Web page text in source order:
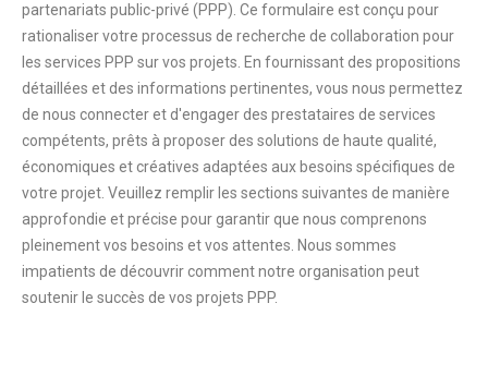
partenariats public-privé (PPP). Ce formulaire est conçu pour
rationaliser votre processus de recherche de collaboration pour
les services PPP sur vos projets. En fournissant des propositions
détaillées et des informations pertinentes, vous nous permettez
de nous connecter et d'engager des prestataires de services
compétents, prêts à proposer des solutions de haute qualité,
économiques et créatives adaptées aux besoins spécifiques de
votre projet. Veuillez remplir les sections suivantes de manière
approfondie et précise pour garantir que nous comprenons
pleinement vos besoins et vos attentes. Nous sommes
impatients de découvrir comment notre organisation peut
soutenir le succès de vos projets PPP.